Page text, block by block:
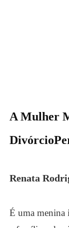
A Mulher
Divórcio
Renata
É uma menina